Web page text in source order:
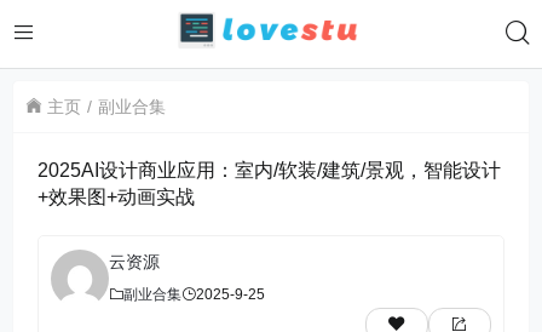
主页 副业合集
2025AI设计商业应用：室内/软装/建筑/景观，智能设计
+效果图+动画实战
云资源
副业合集 2025-9-25